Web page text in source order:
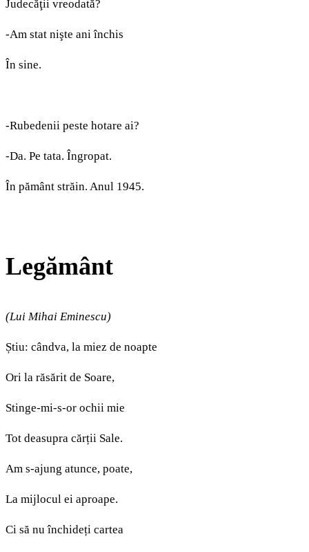
Judecăţii vreodată?
-Am stat nişte ani închis
În sine.
-Rubedenii peste hotare ai?
-Da. Pe tata. Îngropat.
În pământ străin. Anul 1945.
Legământ
(Lui Mihai Eminescu)
Știu: cândva, la miez de noapte
Ori la răsărit de Soare,
Stinge-mi-s-or ochii mie
Tot deasupra cărții Sale.
Am s-ajung atunce, poate,
La mijlocul ei aproape.
Ci să nu închideți cartea